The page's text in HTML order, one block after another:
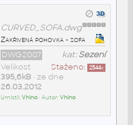
CURVED_SOFA.dwg
Zakřivená pohovka - sofa
kat:Sezení
DWG2007
Staženo: 2544x
Velikost
395,6kB• ze dne
26.03.2012
Umístil:Vhino• Autor:Vhino